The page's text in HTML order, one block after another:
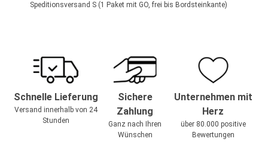
Speditionsversand S (1 Paket mit GO, frei bis Bordsteinkante)
Schnelle Lieferung
Versand innerhalb von 24
Stunden
Sichere
Zahlung
Ganz nach Ihren
Wünschen
Unternehmen mit
Herz
über 80.000 positive
Bewertungen